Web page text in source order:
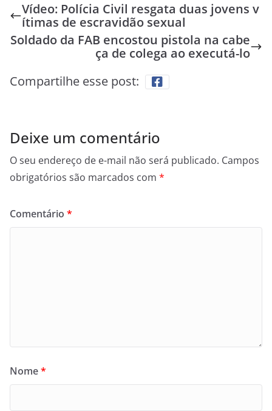
Vídeo: Polícia Civil resgata duas jovens v
ítimas de escravidão sexual
Soldado da FAB encostou pistola na cabe
ça de colega ao executá-lo
Compartilhe esse post:
Deixe um comentário
O seu endereço de e-mail não será publicado. Campos
obrigatórios são marcados com *
Comentário *
Nome*